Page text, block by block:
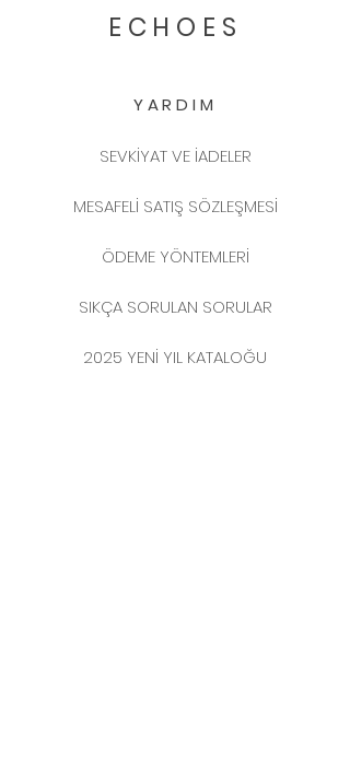
ECHOES
YARDIM
SEVKİYAT VE İADELER
MESAFELİ SATIŞ SÖZLEŞMESİ
ÖDEME YÖNTEMLERİ
SIKÇA SORULAN SORULAR
2025 YENİ YIL KATALOĞU